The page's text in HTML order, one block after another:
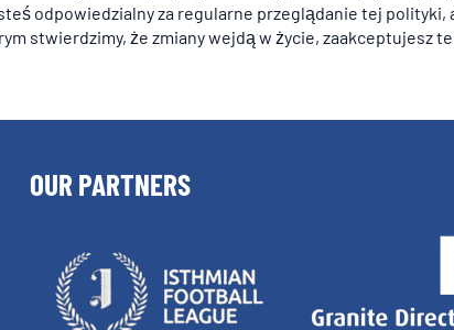
odpowiedzialny za regularne przeglądanie tej
stwierdzimy, że zmiany wejdą w życie, zaakceptujesz te
OUR PARTNERS